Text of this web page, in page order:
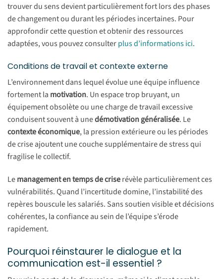
trouver du sens devient particulièrement fort lors des phases
de changement ou durant les périodes incertaines. Pour
approfondir cette question et obtenir des ressources
adaptées, vous pouvez consulterplus d’informations ici.
Conditions de travail et contexte externe
L’environnement dans lequel évolue une équipe influence
fortement la motivation. Un espace trop bruyant, un
équipement obsolète ou une charge de travail excessive
conduisent souvent à unedémotivation généralisée. Le
contexte économique, la pression extérieure ou les périodes
de crise ajoutent une couche supplémentaire de stress qui
fragilise le collectif.
Lemanagement en temps de criserévèle particulièrement ces
vulnérabilités. Quand l’incertitude domine, l’instabilité des
repères bouscule les salariés. Sans soutien visible et décisions
cohérentes, la confiance au sein de l’équipe s’érode
rapidement.
Pourquoi réinstaurer le dialogue et la
communication est-il essentiel ?